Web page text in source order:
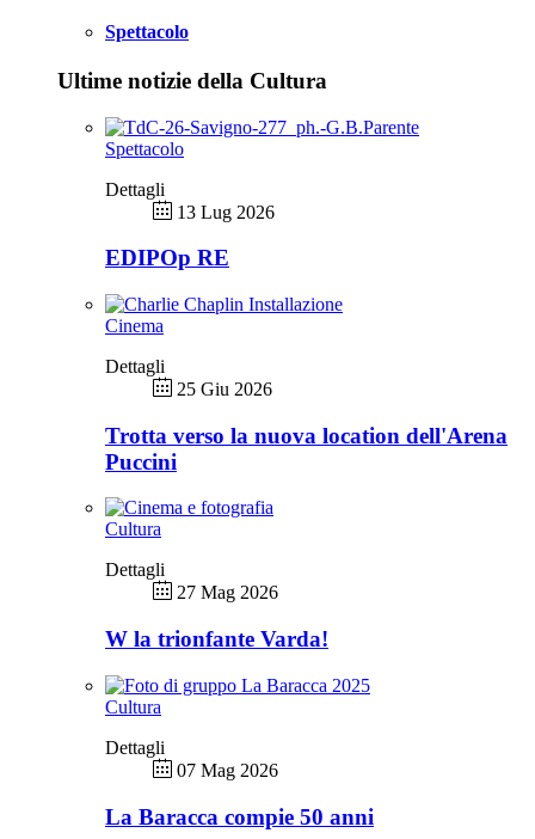
Spettacolo
Ultime notizie della Cultura
Spettacolo
Dettagli
13 Lug 2026
EDIPOp RE
Cinema
Dettagli
25 Giu 2026
Trotta verso la nuova location dell'Arena
Puccini
Cultura
Dettagli
27 Mag 2026
W la trionfante Varda!
Cultura
Dettagli
07 Mag 2026
La Baracca compie 50 anni